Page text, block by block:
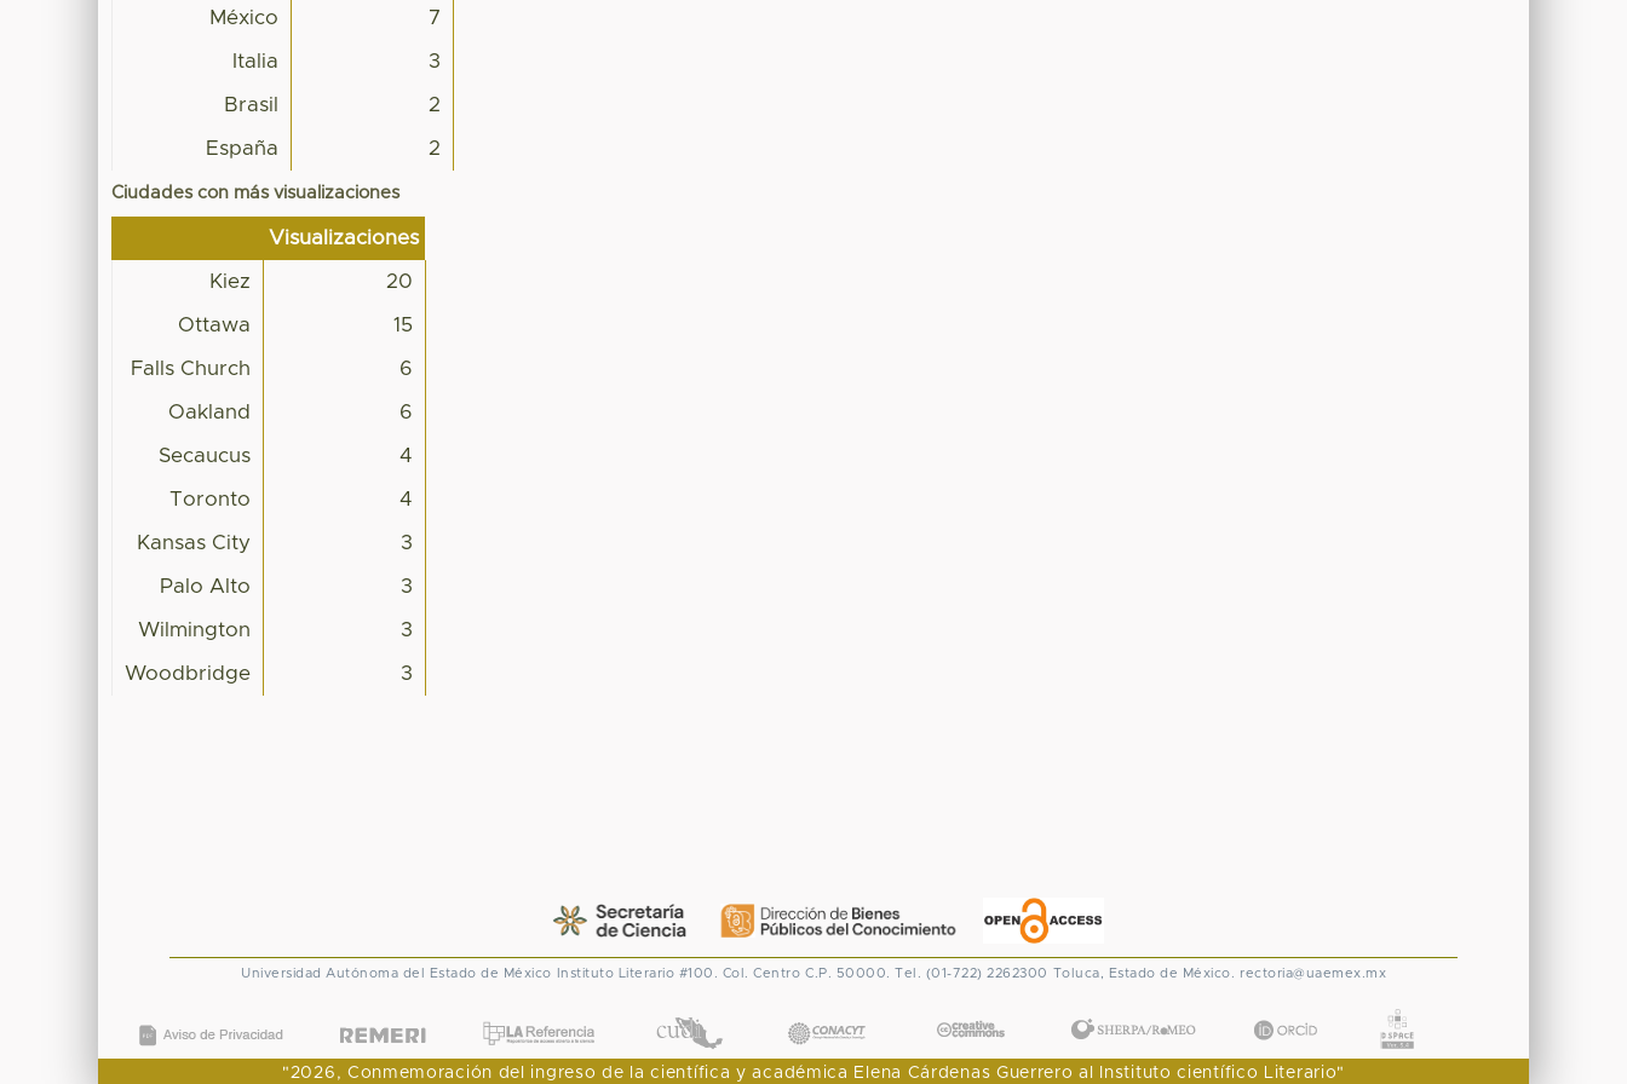
México 7
Italia 3
Brasil 2
España 2
Ciudades con más visualizaciones
Visualizaciones
Kiez 20
Ottawa 15
Falls Church 6
Oakland 6
Secaucus 4
Toronto 4
Kansas City 3
Palo Alto 3
Wilmington 3
Woodbridge 3
Universidad Autónoma del Estado de México Instituto Literario #100. Col. Centro C.P. 50000. Tel. (01-722) 2262300 Toluca, Estado de México. rectoria@uaemex.mx
"2026, Conmemoración del ingreso de la científica y académica Elena Cárdenas Guerrero al Instituto científico Literario"